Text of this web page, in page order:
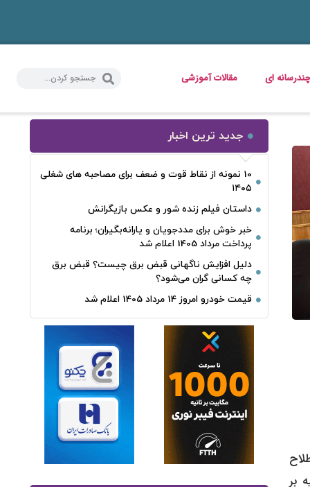
چندرسانه ای مقالات آموزشی
بر
جدید ترین اخبار
10 نمونه از نقاط قوت و ضعف برای مصاحبه‌ های شغلی
۱۴۰۵
داستان فیلم زنده شور و عکس بازیگرانش
خبر خوش برای مددجویان و یارانه‌بگیران؛ برنامه
پرداخت مرداد 1405 اعلام شد
دلیل افزایش ناگهانی قبض برق چیست؟ قبض برق
چه کسانی گران می‌شود؟
قیمت خودرو امروز 14 مرداد 1405 اعلام شد